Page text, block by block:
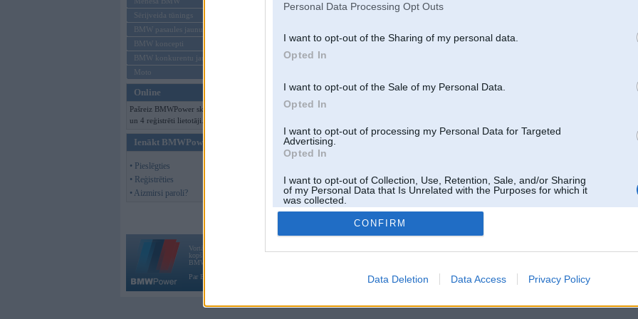
Personal Data Processing Opt Outs
I want to opt-out of the Sharing of my personal data.
Opted In
I want to opt-out of the Sale of my Personal Data.
Opted In
I want to opt-out of processing my Personal Data for Targeted
Advertising.
Opted In
I want to opt-out of Collection, Use, Retention, Sale, and/or Sharing
of my Personal Data that Is Unrelated with the Purposes for which it
was collected.
Opted Out
CONFIRM
Data Deletion Data Access Privacy Policy
Sērijveida tūnings
BMW pasaules jaunumi
BMW koncepti
BMW konkurentu jaunumi
Moto
Online
Pašreiz BMWPower skatās 88 viesi
un 4 reģistrēti lietotāji.
Ienākt BMWPower
• Pieslēgties
• Reģistrēties
• Aizmirsi paroli?
Vortāls BMWPower.lv darbojas
kopš 2002. gada 14. maija. Tas nav auto klubs un nav saistīts ar
BMW AG.
Par BMWPower